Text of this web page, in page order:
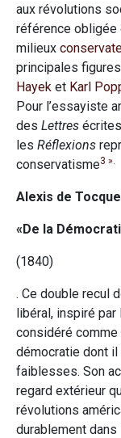
aux révolutions
référence obligée
milieux
principales
Hayek et Karl
Pour l’essayiste
des Lettres
les Réflexions
conservatisme3 ».
Alexis de
«De la
(1840)
. Ce double recul
libéral, inspiré
considéré comme
démocratie dont
faiblesses. Son
regard extérieur
révolutions
durablement